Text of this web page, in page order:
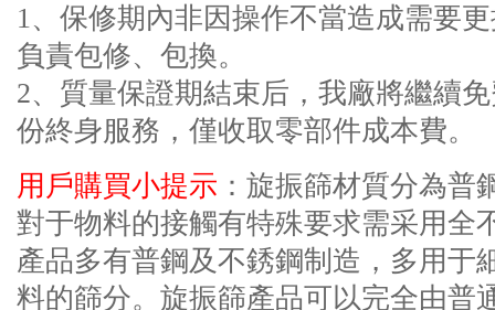
1、保修期內非因操作不當造成需要
負責包修、包換。
2、質量保證期結束后，我廠將繼續
份終身服務，僅收取零部件成本費。
用戶購買小提示 ：旋振篩材質分為普
對于物料的接觸有特殊要求需采用全
產品多有普鋼及不銹鋼制造，多用于
料的篩分。旋振篩產品可以完全由普